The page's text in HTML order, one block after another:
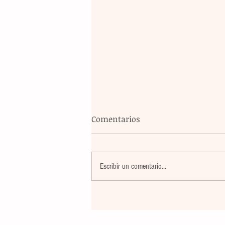
Comentarios
Escribir un comentario...